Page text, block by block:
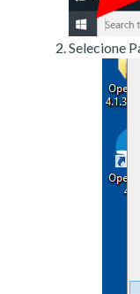
Selecione